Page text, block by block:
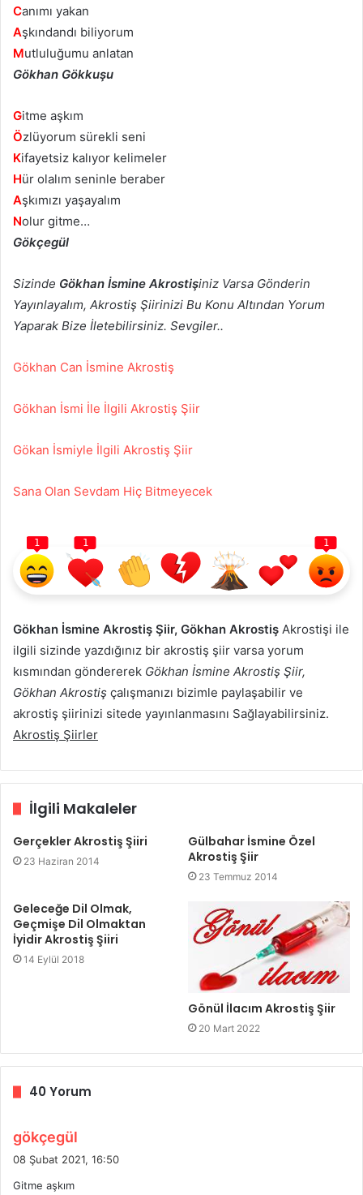
Canımı yakan
Aşkındandı biliyorum
Mutluluğumu anlatan
Gökhan Gökkuşu
Gitme aşkım
Özlüyorum sürekli seni
Kifayetsiz kalıyor kelimeler
Hür olalım seninle beraber
Aşkımızı yaşayalım
Nolur gitme…
Gökçegül
Sizinde Gökhan İsmine Akrostişiniz Varsa Gönderin
Yayınlayalım, Akrostiş Şiirinizi Bu Konu Altından Yorum
Yaparak Bize İletebilirsiniz. Sevgiler..
Gökhan Can İsmine Akrostiş
Gökhan İsmi İle İlgili Akrostiş Şiir
Gökan İsmiyle İlgili Akrostiş Şiir
Sana Olan Sevdam Hiç Bitmeyecek
1 1 1
Gökhan İsmine Akrostiş Şiir, Gökhan Akrostiş Akrostişi ile
ilgili sizinde yazdığınız bir akrostiş şiir varsa yorum
kısmından göndererek Gökhan İsmine Akrostiş Şiir,
Gökhan Akrostiş çalışmanızı bizimle paylaşabilir ve
akrostiş şiirinizi sitede yayınlanmasını Sağlayabilirsiniz.
Akrostiş Şiirler
İlgili Makaleler
Gerçekler Akrostiş Şiiri
23 Haziran 2014
Gülbahar İsmine Özel
Akrostiş Şiir
23 Temmuz 2014
Geleceğe Dil Olmak,
Geçmişe Dil Olmaktan
İyidir Akrostiş Şiiri
14 Eylül 2018
Gönül İlacım Akrostiş Şiir
20 Mart 2022
40 Yorum
gökçegül
08 Şubat 2021, 16:50
Gitme aşkım